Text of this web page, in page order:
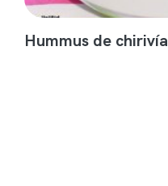
Hummus de chirivía